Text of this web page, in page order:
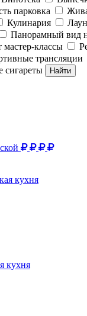
парковка
Кулинария
Панорамный вид
мастер-классы
трансляции
сигареты Найти
кухня
кухня